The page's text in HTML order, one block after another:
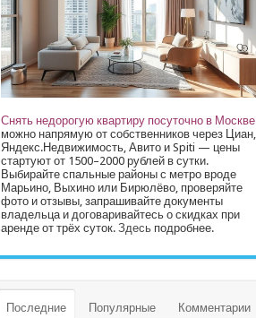
Снять недорогую квартиру посуточно в Москве
можно напрямую от собственников через Циан,
Яндекс.Недвижимость, Авито и Spiti — цены
стартуют от 1500–2000 рублей в сутки.
Выбирайте спальные районы с метро вроде
Марьино, Выхино или Бирюлёво, проверяйте
фото и отзывы, запрашивайте документы
владельца и договаривайтесь о скидках при
аренде от трёх суток. Здесьподробнее.
Последние Популярные Комментарии